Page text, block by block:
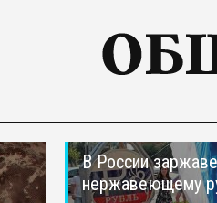
В России
нержавеющему